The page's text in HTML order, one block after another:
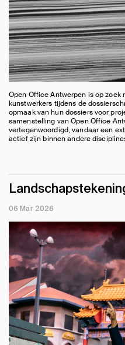
Open Office Antwerpen is op
kunstwerkers tijdens de
opmaak van hun dossiers voor
samenstelling van Open Office
vertegenwoordigd, vandaar een
actief zijn binnen andere
06 Mar 2026